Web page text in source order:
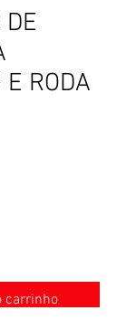
DE
E RODA
carrinho